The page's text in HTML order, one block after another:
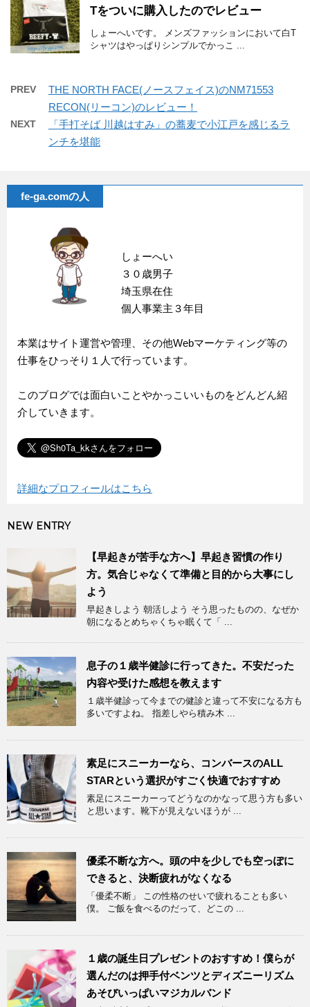
Tをついに購入したのでレビュー
しょーへいです。 メンズファッションにおいて白T
シャツはやっぱりシンプルでかっこ ...
PREV
THE NORTH FACE(ノースフェイス)のNM71553
RECON(リーコン)のレビュー！
NEXT
「手打そば 川越はすみ」の蕎麦で小江戸を感じるラ
ンチを堪能
fe-ga.comの人
しょーへい
３０歳男子
埼玉県在住
個人事業主３年目
本業はサイト運営や管理、その他Webマーケティング等の
仕事をひっそり１人で行っています。
このブログでは面白いことやかっこいいものをどんどん紹
介していきます。
詳細なプロフィールはこちら
NEW ENTRY
【早起きが苦手な方へ】早起き習慣の作り
方。気合じゃなくて準備と目的から大事にし
よう
早起きしよう 朝活しよう そう思ったものの、なぜか
朝になるとめちゃくちゃ眠くて「 ...
息子の１歳半健診に行ってきた。不安だった
内容や受けた感想を教えます
１歳半健診って今までの健診と違って不安になる方も
多いですよね。 指差しやら積み木 ...
素足にスニーカーなら、コンバースのALL
STARという選択がすごく快適でおすすめ
素足にスニーカーってどうなのかなって思う方も多い
と思います。靴下が見えないほうが ...
優柔不断な方へ。頭の中を少しでも空っぽに
できると、決断疲れがなくなる
「優柔不断」 この性格のせいで疲れることも多い
僕。 ご飯を食べるのだって、どこの ...
１歳の誕生日プレゼントのおすすめ！僕らが
選んだのは押手付ベンツとディズニーリズム
あそびいっぱいマジカルバンド